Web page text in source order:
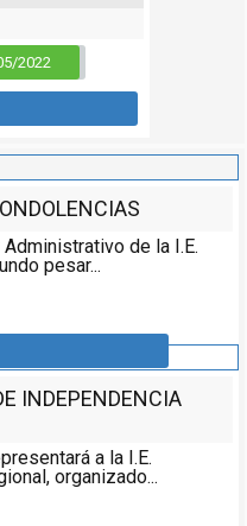
2022
de la I.E.
pesar...
INDEPENDENCIA
a la I.E.
organizado...